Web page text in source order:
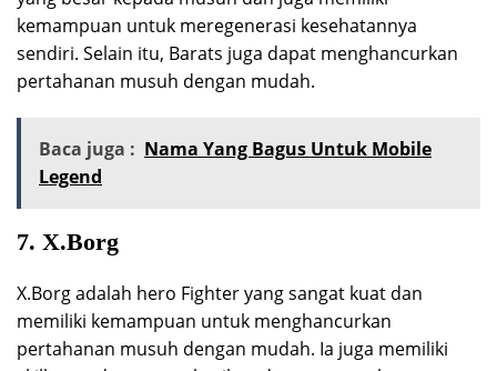
kemampuan untuk meregenerasi kesehatannya
sendiri. Selain itu, Barats juga dapat menghancurkan
pertahanan musuh dengan mudah.
Baca juga : Nama Yang Bagus Untuk Mobile
Legend
7. X.Borg
X.Borg adalah hero Fighter yang sangat kuat dan
memiliki kemampuan untuk menghancurkan
pertahanan musuh dengan mudah. Ia juga memiliki